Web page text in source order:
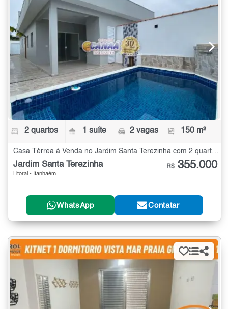
2 quartos 1 suíte 2 vagas 150 m²
Casa Térrea à Venda no Jardim Santa Terezinha com 2 quartos - 150 m²
Jardim Santa Terezinha
Litoral - Itanhaém
R$ 355.000
WhatsApp Contatar